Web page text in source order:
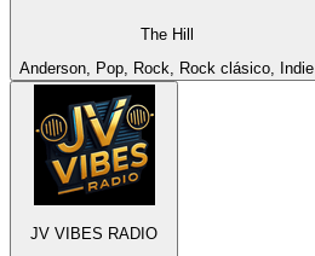
The Hill
Anderson, Pop, Rock, Rock clásico, Indie
JV VIBES RADIO